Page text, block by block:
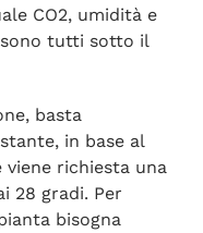
CO2, umidità e
tutti sotto il
basta
in base al
richiesta una
28 gradi. Per
bisogna